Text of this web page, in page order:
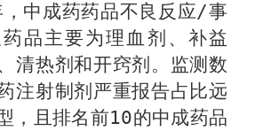
，中成药药品不良反应/事
品主要为理血剂、补益
清热剂和开窍剂。监测数
注射制剂严重报告占比远
，且排名前10的中成药品